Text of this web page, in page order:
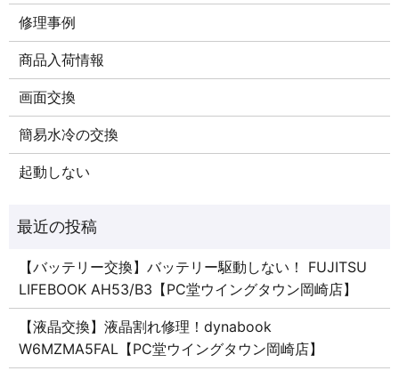
修理事例
商品入荷情報
画面交換
簡易水冷の交換
起動しない
【バッテリー交換】バッテリー駆動しない！ FUJITSU
LIFEBOOK AH53/B3【PC堂ウイングタウン岡崎店】
【液晶交換】液晶割れ修理！dynabook
W6MZMA5FAL【PC堂ウイングタウン岡崎店】